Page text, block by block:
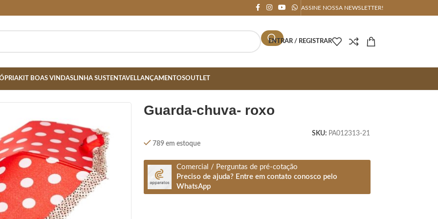
ASSINE NOSSA NEWSLETTER!
ENTRAR / REGISTRAR
KIT BOAS VINDASLINHA SUSTENTAVELLANÇAMENTOSOUTLET
guarda-chuva- roxo
SKU: PA012313-21
789 em estoque
Comercial / Perguntas de pré-cotação
Preciso de ajuda? Entre em contato conosco pelo
WhatsApp